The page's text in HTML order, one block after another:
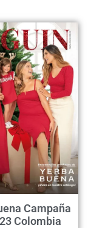
Campaña
Colombia